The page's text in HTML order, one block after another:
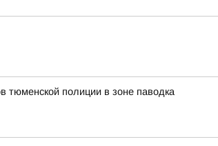
тюменской полиции в зоне паводка